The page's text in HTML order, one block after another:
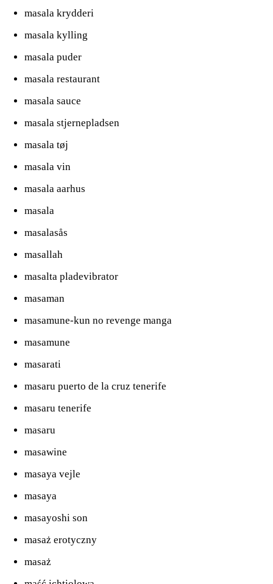
masala krydderi
masala kylling
masala puder
masala restaurant
masala sauce
masala stjernepladsen
masala tøj
masala vin
masala aarhus
masala
masalasås
masallah
masalta pladevibrator
masaman
masamune-kun no revenge manga
masamune
masarati
masaru puerto de la cruz tenerife
masaru tenerife
masaru
masawine
masaya vejle
masaya
masayoshi son
masaż erotyczny
masaż